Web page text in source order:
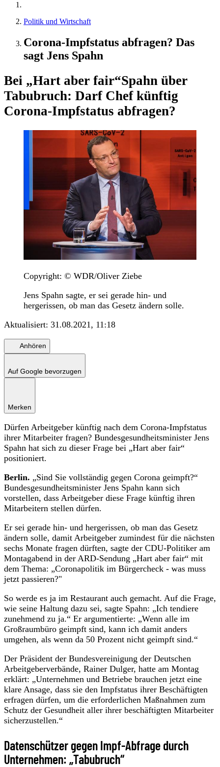
Politik und Wirtschaft
Corona-Impfstatus abfragen? Das
sagt Jens Spahn
Bei „Hart aber fair“Spahn über
Tabubruch: Darf Chef künftig
Corona-Impfstatus abfragen?
Copyright: © WDR/Oliver Ziebe
Jens Spahn sagte, er sei gerade hin- und
hergerissen, ob man das Gesetz ändern solle.
Aktualisiert: 31.08.2021, 11:18
Anhören
Auf Google bevorzugen
Merken
Dürfen Arbeitgeber künftig nach dem Corona-Impfstatus
ihrer Mitarbeiter fragen? Bundesgesundheitsminister Jens
Spahn hat sich zu dieser Frage bei „Hart aber fair“
positioniert.
Berlin. „Sind Sie vollständig gegen Corona geimpft?“
Bundesgesundheitsminister Jens Spahn kann sich
vorstellen, dass Arbeitgeber diese Frage künftig ihren
Mitarbeitern stellen dürfen.
Er sei gerade hin- und hergerissen, ob man das Gesetz
ändern solle, damit Arbeitgeber zumindest für die nächsten
sechs Monate fragen dürften, sagte der CDU-Politiker am
Montagabend in der ARD-Sendung „Hart aber fair“ mit
dem Thema: „Coronapolitik im Bürgercheck - was muss
jetzt passieren?"
So werde es ja im Restaurant auch gemacht. Auf die Frage,
wie seine Haltung dazu sei, sagte Spahn: „Ich tendiere
zunehmend zu ja.“ Er argumentierte: „Wenn alle im
Großraumbüro geimpft sind, kann ich damit anders
umgehen, als wenn da 50 Prozent nicht geimpft sind.“
Der Präsident der Bundesvereinigung der Deutschen
Arbeitgeberverbände, Rainer Dulger, hatte am Montag
erklärt: „Unternehmen und Betriebe brauchen jetzt eine
klare Ansage, dass sie den Impfstatus ihrer Beschäftigten
erfragen dürfen, um die erforderlichen Maßnahmen zum
Schutz der Gesundheit aller ihrer beschäftigten Mitarbeiter
sicherzustellen.“
Datenschützer gegen Impf-Abfrage durch
Unternehmen: „Tabubruch“